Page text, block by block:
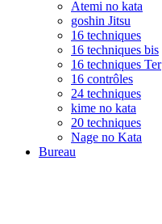
Atemi no kata
goshin Jitsu
16 techniques
16 techniques bis
16 techniques Ter
16 contrôles
24 techniques
kime no kata
20 techniques
Nage no Kata
Bureau